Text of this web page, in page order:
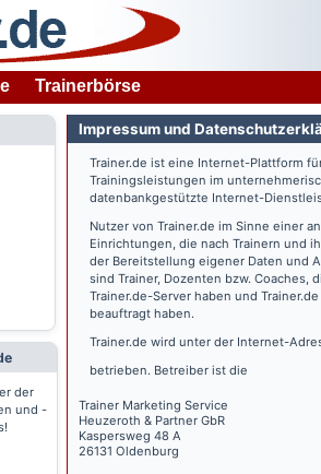
Trainerbörse
der
und -
Impressum und
Trainer.de ist eine Internet-Plattform
Trainingsleistungen im
datenbankgestützte Internet-
Nutzer von Trainer.de im Sinne einer
Einrichtungen, die nach Trainern und
der Bereitstellung eigener Daten und
sind Trainer, Dozenten bzw.
Trainer.de-Server haben und Trainer.de
beauftragt haben.
Trainer.de wird unter der Internet-
betrieben. Betreiber ist die
Trainer Marketing Service
Heuzeroth & Partner GbR
Kaspersweg 48 A
26131 Oldenburg